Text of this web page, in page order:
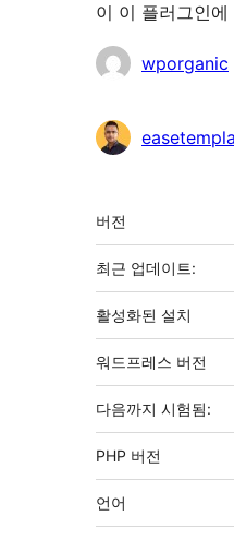
이 이 플러그인
기
자
wporganic
기
초
버전
최근 업데이트:
활성화된 설치
워드프레스 버전
다음까지 시험됨:
PHP 버전
언어